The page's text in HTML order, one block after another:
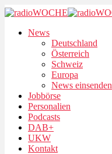
News
Deutschland
Österreich
Schweiz
Europa
News einsenden
Jobbörse
Personalien
Podcasts
DAB+
UKW
Kontakt